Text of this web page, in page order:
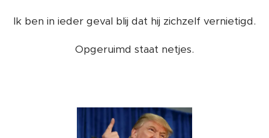
Ik ben in ieder geval blij dat hij zichzelf vernietigd.
Opgeruimd staat netjes.